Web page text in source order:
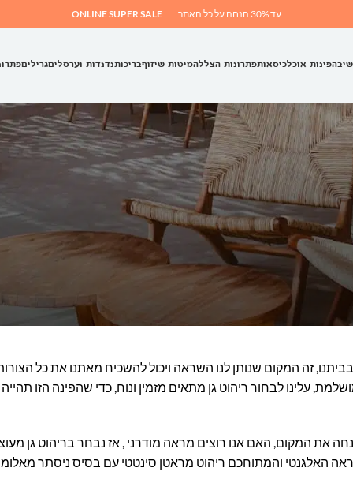
עד 30% הנחה על כל האתר ONLINE SUPER SALE
פינות אוכלכיסאותפתרונות הצללהמיטות שיזוףבריכותנדנדות וערסליםגרילים
זה המקום שנותן לנו השראה ויכול להשכיח מאתנו את כל
עלינו לבחור ריהוט גן מתאים מזמין ונוח, כדי שהפינה הזו
את המקום, האם אנו רוצים מראה מודרני , אז נבחר בריהוט גן
האלגנטי והמתוחכם ריהוט מראטן סינטטי עם בסיס ניסתר